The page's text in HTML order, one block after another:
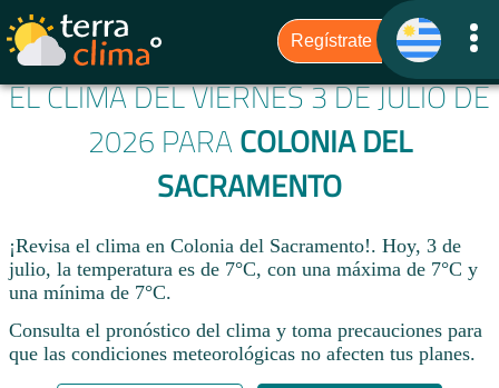
EL CLIMA DEL VIERNES 3 DE JULIO DE
2026 PARA COLONIA DEL
SACRAMENTO
¡Revisa el clima en Colonia del Sacramento!. Hoy, 3 de
julio, la temperatura es de 7°C, con una máxima de 7°C y
una mínima de 7°C.​
Consulta el pronóstico del clima y toma precauciones para
que las condiciones meteorológicas no afecten tus planes.​